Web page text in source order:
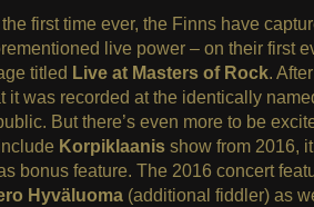
first time ever, the Finns have
live power – on their first
titled Live at Masters of Rock.
it was recorded at the identically
But there’s even more to be
Korpiklaanis show from 2016,
bonus feature. The 2016 concert
Hyväluoma (additional fiddler) as